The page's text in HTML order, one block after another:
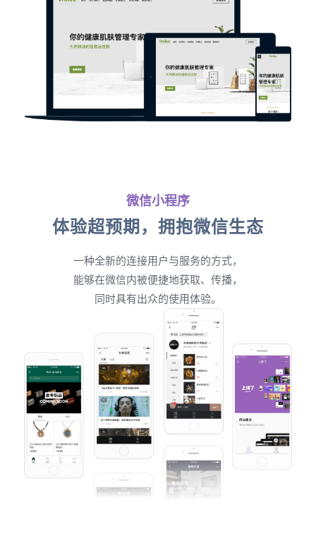
微信小程序
体验超预期，拥抱微信生态
一种全新的连接用户与服务的方式，
能够在微信内被便捷地获取、传播，
同时具有出众的使用体验。